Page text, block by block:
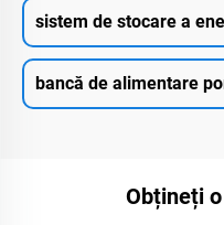
sistem de stocare a
bancă de alimentare
Obțineți